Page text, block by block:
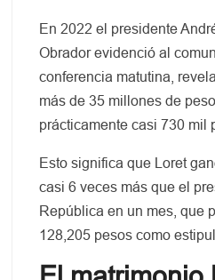
En 2022 el presidente
Obrador evidenció al
conferencia matutina,
más de 35 millones de
prácticamente casi 730 mil
Esto significa que Loret
casi 6 veces más que el
República en un mes, que
128,205 pesos como